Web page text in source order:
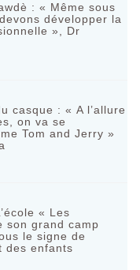
: « Même sous
développer la
», Dr
casque : « A l’allure
on va se
Tom and Jerry »
« Les
son grand camp
le signe de
des enfants